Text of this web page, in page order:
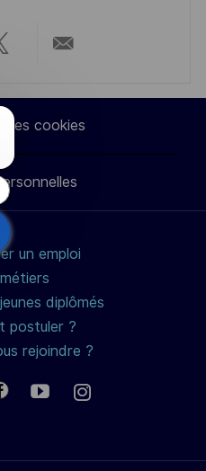
Partager
twitter
par
e-
mail
des cookies
un emploi
diplômés
postuler ?
rejoindre ?
notification
chatbot